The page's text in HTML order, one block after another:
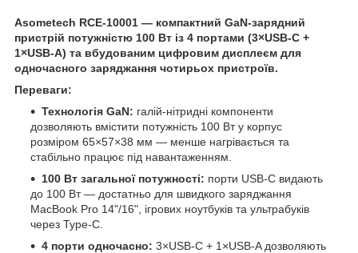
Asometech RCE-10001 — компактний GaN-зарядний
пристрій потужністю 100 Вт із 4 портами (3×USB-C +
1×USB-A) та вбудованим цифровим дисплеєм для
одночасного заряджання чотирьох пристроїв.
Переваги:
Технологія GaN: галій-нітридні компоненти
дозволяють вмістити потужність 100 Вт у корпус
розміром 65×57×38 мм — менше нагрівається та
стабільно працює під навантаженням.
100 Вт загальної потужності: порти USB-C видають
до 100 Вт — достатньо для швидкого заряджання
MacBook Pro 14"/16", ігрових ноутбуків та ультрабуків
через Type-C.
4 порти одночасно: 3×USB-C + 1×USB-A дозволяють